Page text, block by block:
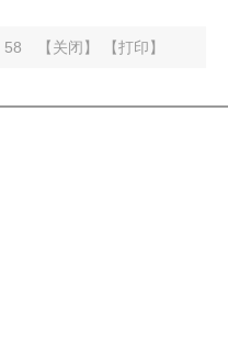
58 【关闭】 【打印】